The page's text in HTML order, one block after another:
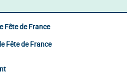
Fête de France
Fête de France